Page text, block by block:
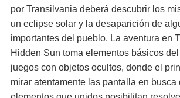
por Transilvania deberá descubrir los
un eclipse solar y la desaparición de
importantes del pueblo. La aventura en
Hidden Sun toma elementos básicos
juegos con objetos ocultos, donde el
mirar atentamente las pantalla en busca